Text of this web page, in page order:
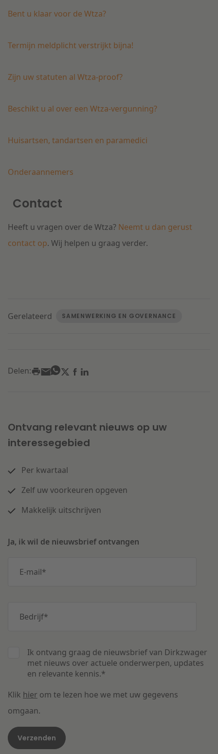
Bent u klaar voor de Wtza?
Termijn meldplicht verstrijkt bijna!
Zijn uw statuten al Wtza-proof?
Beschikt u al over een Wtza-vergunning?
Huisartsen, tandartsen en paramedici
Onderaannemers
Contact
Heeft u vragen over de Wtza? Neemt u dan gerust
contact op. Wij helpen u graag verder.
Gerelateerd SAMENWERKING EN GOVERNANCE
Delen:
Ontvang relevant nieuws op uw
interessegebied
Per kwartaal
Zelf uw voorkeuren opgeven
Makkelijk uitschrijven
Ja, ik wil de nieuwsbrief ontvangen
E-mail*
Bedrijf*
Ik ontvang graag de nieuwsbrief van Dirkzwager
met nieuws over actuele onderwerpen, updates
en relevante kennis.*
Klik hier om te lezen hoe we met uw gegevens
omgaan.